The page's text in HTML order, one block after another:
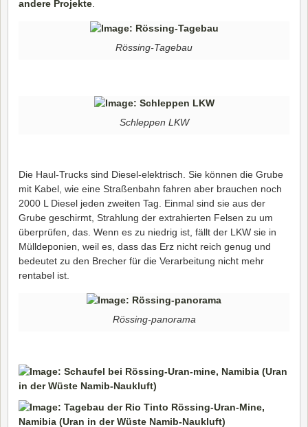
andere Projekte.
Rössing-Tagebau
Schleppen LKW
Die Haul-Trucks sind Diesel-elektrisch. Sie können die Grube
mit Kabel, wie eine Straßenbahn fahren aber brauchen noch
2000 L Diesel jeden zweiten Tag. Einmal sind sie aus der
Grube geschirmt, Strahlung der extrahierten Felsen zu um
überprüfen, das. Wenn es zu niedrig ist, fällt der LKW sie in
Mülldeponien, weil es, dass das Erz nicht reich genug und
bedeutet zu den Brecher für die Verarbeitung nicht mehr
rentabel ist.
Rössing-panorama